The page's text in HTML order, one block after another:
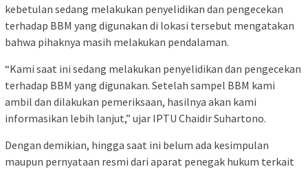
kebetulan sedang melakukan penyelidikan dan pengecekan
terhadap BBM yang digunakan di lokasi tersebut mengatakan
bahwa pihaknya masih melakukan pendalaman.
“Kami saat ini sedang melakukan penyelidikan dan pengecekan
terhadap BBM yang digunakan. Setelah sampel BBM kami
ambil dan dilakukan pemeriksaan, hasilnya akan kami
informasikan lebih lanjut,” ujar IPTU Chaidir Suhartono.
Dengan demikian, hingga saat ini belum ada kesimpulan
maupun pernyataan resmi dari aparat penegak hukum terkait